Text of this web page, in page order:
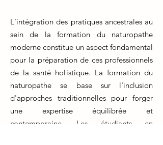
L'intégration des pratiques ancestrales au
sein de la formation du naturopathe
moderne constitue un aspect fondamental
pour la préparation de ces professionnels
de la santé holistique. La formation du
naturopathe se base sur l'inclusion
d'approches traditionnelles pour forger
une expertise équilibrée et
contemporaine. Les étudiants en